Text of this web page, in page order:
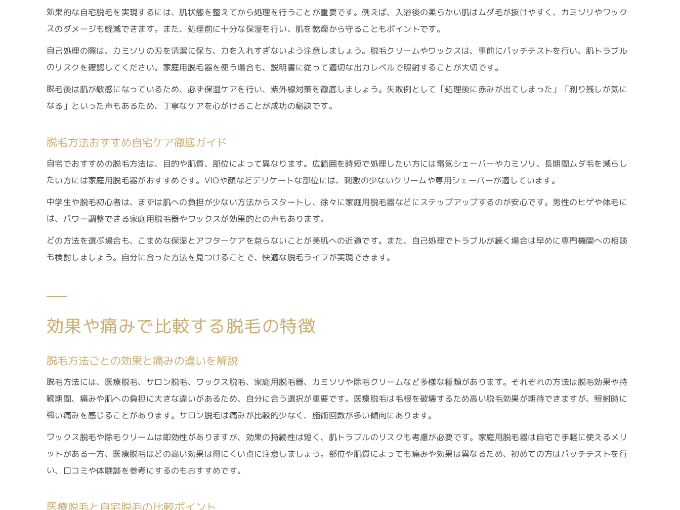
脱毛効果を高める自己処理と注意点
脱毛方法を選ぶ際の効果アップの秘訣
効果的な自宅脱毛を実現するには、肌状態を整えてから処理を行うことが重要です。例えば、入浴後の柔らかい肌はムダ毛が抜けやすく、カミソリやワック
スのダメージも軽減できます。また、処理前に十分な保湿を行い、肌を乾燥から守ることもポイントです。
自己処理の際は、カミソリの刃を清潔に保ち、力を入れすぎないよう注意しましょう。脱毛クリームやワックスは、事前にパッチテストを行い、肌トラブル
のリスクを確認してください。家庭用脱毛器を使う場合も、説明書に従って適切な出力レベルで照射することが大切です。
脱毛後は肌が敏感になっているため、必ず保湿ケアを行い、紫外線対策を徹底しましょう。失敗例として「処理後に赤みが出てしまった」「剃り残しが気に
なる」といった声もあるため、丁寧なケアを心がけることが成功の秘訣です。
脱毛方法おすすめ自宅ケア徹底ガイド
自宅でおすすめの脱毛方法は、目的や肌質、部位によって異なります。広範囲を時短で処理したい方には電気シェーバーやカミソリ、長期間ムダ毛を減らし
たい方には家庭用脱毛器がおすすめです。VIOや顔などデリケートな部位には、刺激の少ないクリームや専用シェーバーが適しています。
中学生や脱毛初心者は、まずは肌への負担が少ない方法からスタートし、徐々に家庭用脱毛器などにステップアップするのが安心です。男性のヒゲや体毛に
は、パワー調整できる家庭用脱毛器やワックスが効果的との声もあります。
どの方法を選ぶ場合も、こまめな保湿とアフターケアを怠らないことが美肌への近道です。また、自己処理でトラブルが続く場合は早めに専門機関への相談
も検討しましょう。自分に合った方法を見つけることで、快適な脱毛ライフが実現できます。
効果や痛みで比較する脱毛の特徴
脱毛方法ごとの効果と痛みの違いを解説
脱毛方法には、医療脱毛、サロン脱毛、ワックス脱毛、家庭用脱毛器、カミソリや除毛クリームなど多様な種類があります。それぞれの方法は脱毛効果や持
続期間、痛みや肌への負担に大きな違いがあるため、自分に合う選択が重要です。医療脱毛は毛根を破壊するため高い脱毛効果が期待できますが、照射時に
強い痛みを感じることがあります。サロン脱毛は痛みが比較的少なく、施術回数が多い傾向にあります。
ワックス脱毛や除毛クリームは即効性がありますが、効果の持続性は短く、肌トラブルのリスクも考慮が必要です。家庭用脱毛器は自宅で手軽に使えるメリ
ットがある一方、医療脱毛ほどの高い効果は得にくい点に注意しましょう。部位や肌質によっても痛みや効果は異なるため、初めての方はパッチテストを行
い、口コミや体験談を参考にするのもおすすめです。
医療脱毛と自宅脱毛の比較ポイント